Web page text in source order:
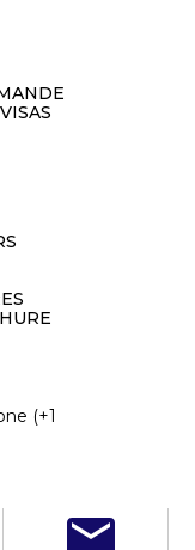
(+1